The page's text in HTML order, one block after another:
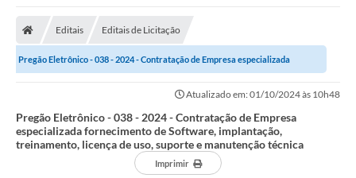
Editais Editais de Licitação
Pregão Eletrônico - 038 - 2024 - Contratação de Empresa especializada
Atualizado em: 01/10/2024 às 10h48
Pregão Eletrônico - 038 - 2024 - Contratação de Empresa
especializada fornecimento de Software, implantação,
treinamento, licença de uso, suporte e manutenção técnica
Imprimir